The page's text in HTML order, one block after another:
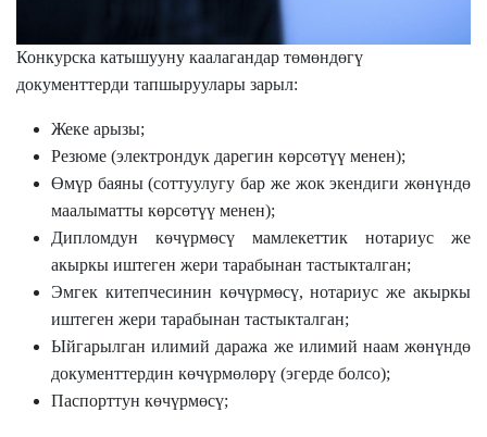
Конкурска катышууну каалагандар төмөндөгү
документтерди тапшыруулары зарыл:
Жеке арызы;
Резюме (электрондук дарегин көрсөтүү менен);
Өмүр баяны(соттуулугу бар же жок экендиги жөнүндө
маалыматты көрсөтүү менен);
Дипломдун көчүрмөсү мамлекеттик нотариус же
акыркы иштеген жери тарабынан тастыкталган;
Эмгек китепчесинин көчүрмөсү, нотариус же акыркы
иштеген жери тарабынан тастыкталган;
Ыйгарылган илимий даража же илимий наам жөнүндө
документтердин көчүрмөлөрү (эгерде болсо);
Паспорттун көчүрмөсү;